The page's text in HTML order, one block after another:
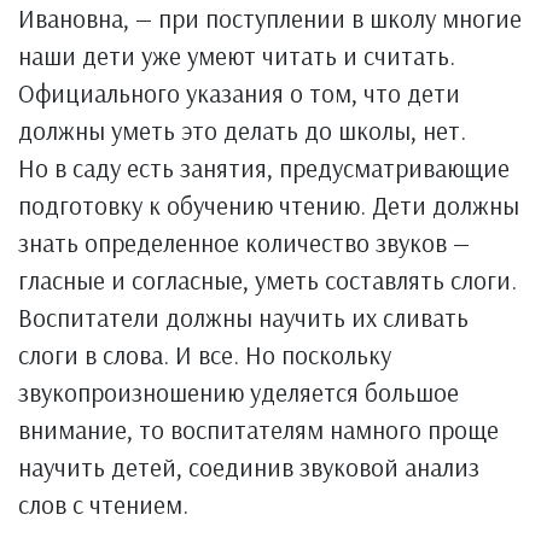
Ивановна, — при поступлении в школу многие
наши дети уже умеют читать и считать.
Официального указания о том, что дети
должны уметь это делать до школы, нет.
Но в саду есть занятия, предусматривающие
подготовку к обучению чтению. Дети должны
знать определенное количество звуков —
гласные и согласные, уметь составлять слоги.
Воспитатели должны научить их сливать
слоги в слова. И все. Но поскольку
звукопроизношению уделяется большое
внимание, то воспитателям намного проще
научить детей, соединив звуковой анализ
слов с чтением.